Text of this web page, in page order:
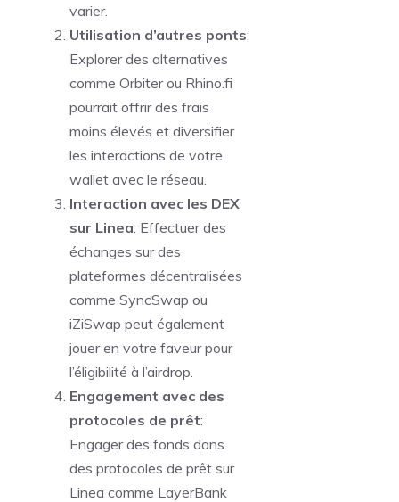
varier.
Utilisation d’autres ponts:
Explorer des alternatives
comme Orbiter ou Rhino.fi
pourrait offrir des frais
moins élevés et diversifier
les interactions de votre
wallet avec le réseau.
Interaction avec les DEX
sur Linea: Effectuer des
échanges sur des
plateformes décentralisées
comme SyncSwap ou
iZiSwap peut également
jouer en votre faveur pour
l’éligibilité à l’airdrop.
Engagement avec des
protocoles de prêt:
Engager des fonds dans
des protocoles de prêt sur
Linea comme LayerBank